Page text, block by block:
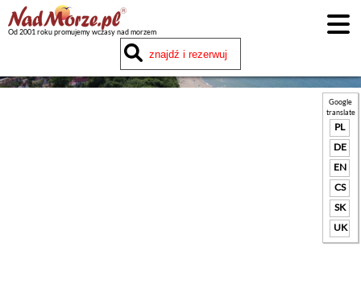
Od 2001 roku promujemy wczasy nad morzem
Google
translate
PL
DE
EN
CS
SK
UK